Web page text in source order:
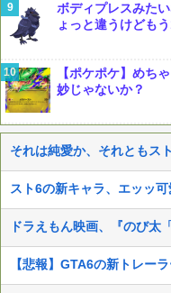
ボディプレスみた
ょっと違うけども
【ポケポケ】めち
妙じゃないか？
それは純愛か、それともス
【悲報】GTA6の新トレー